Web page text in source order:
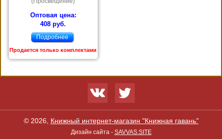
Оптовая цена:
408 руб.
Подробнее
Продается только комплектами
© 2026, Книжный интернет-магазин "Книжная гавань"
Дизайн сайта - SAVVAS.SITE